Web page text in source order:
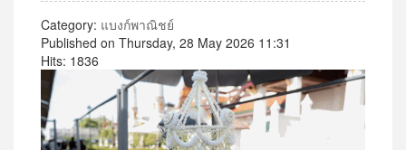
Category: แบงก์พาณิชย์
Published on Thursday, 28 May 2026 11:31
Hits: 1836